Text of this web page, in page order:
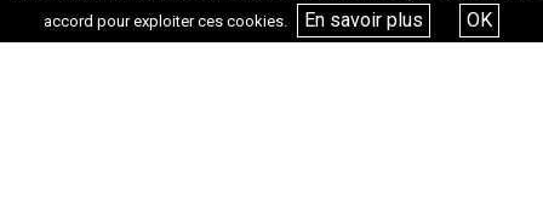
accord pour exploiter ces cookies.
En savoir plus OK